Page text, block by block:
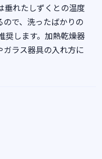
垂れたしずくとの温度
で、洗ったばかりの
奨します。加熱乾燥器
ラス器具の入れ方に